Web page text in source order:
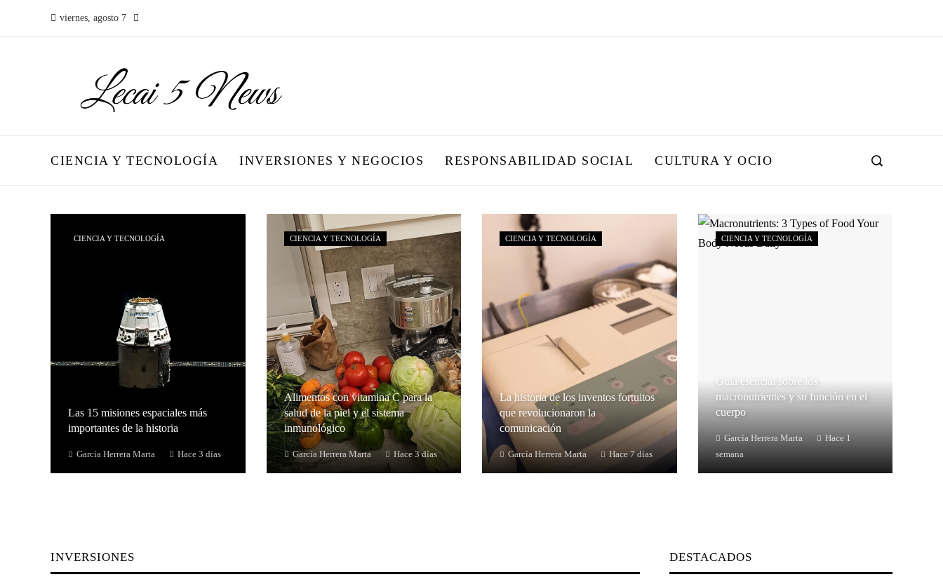
viernes, agosto 7
CIENCIA Y TECNOLOGÍA INVERSIONES Y NEGOCIOS RESPONSABILIDAD SOCIAL CULTURA Y OCIO
CIENCIA Y TECNOLOGÍA
Las 15 misiones espaciales más
importantes de la historia
García Herrera Marta Hace 3 días
CIENCIA Y TECNOLOGÍA
Alimentos con vitamina C para la
salud de la piel y el sistema
inmunológico
García Herrera Marta Hace 3 días
CIENCIA Y TECNOLOGÍA
La historia de los inventos fortuitos
que revolucionaron la
comunicación
García Herrera Marta Hace 7 días
CIENCIA Y TECNOLOGÍA
Guía esencial sobre los
macronutrientes y su función en el
cuerpo
García Herrera Marta
Hace 1
semana
INVERSIONES DESTACADOS